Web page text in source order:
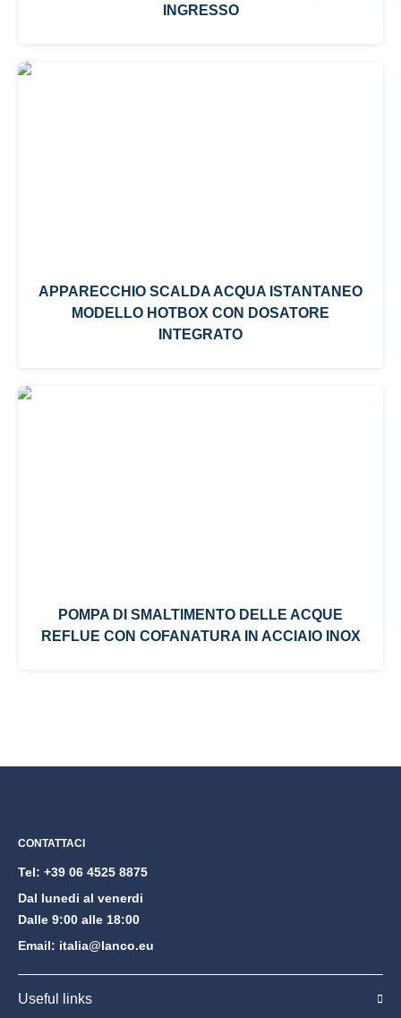
INGRESSO
APPARECCHIO SCALDA ACQUA ISTANTANEO
MODELLO HOTBOX CON DOSATORE
INTEGRATO
POMPA DI SMALTIMENTO DELLE ACQUE
REFLUE CON COFANATURA IN ACCIAIO INOX
CONTATTACI
Tel: +39 06 4525 8875
Dal lunedi al venerdi
Dalle 9:00 alle 18:00
Email: italia@lanco.eu
Useful links